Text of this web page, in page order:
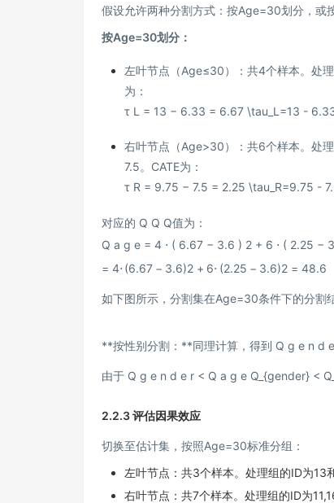
假设允许两种分割方式：按Age=30划分，或
按Age=30划分：
左叶节点（Age≤30）：共4个样本。处
为：
τ L = 13 − 6.33 = 6.67 \tau_L=13 -
右叶节点（Age>30）：共6个样本。处
7.5。CATE为：
τ R = 9.75 − 7.5 = 2.25 \tau_R=9.75 -
对应的 Q Q Q值为：
Q a g e = 4 ⋅ ( 6.67 − 3.6 ) 2 + 6 ⋅ ( 2.25
= 4⋅ (6.67 − 3.6)2 + 6⋅ (2.25 − 3.6)2 = 48.6
如下图所示，分割集在Age=30条件下的分割
**按性别分割：**同理计算，得到 Q g e n d
由于 Q g e n d e r < Q a g e Q_{gender} <
2.2.3 评估因果效应
切换至估计集，按照Age=30标准分组：
左叶节点：共3个样本。处理组的ID为13
右叶节点：共7个样本。处理组的ID为